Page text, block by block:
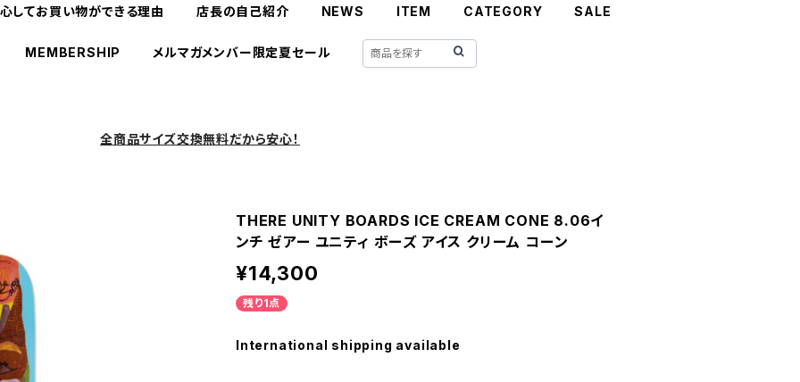
してお買い物ができる理由 店長の自己紹介 NEWS ITEM CATEGORY SALE
MEMBERSHIP メルマガメンバー限定夏セール
全商品サイズ交換無料だから安心！
THERE UNITY BOARDS ICE CREAM CONE 8.06イ
ンチ ゼアー ユニティ ボーズ アイス クリーム コーン
¥14,300
残り1点
International shipping available